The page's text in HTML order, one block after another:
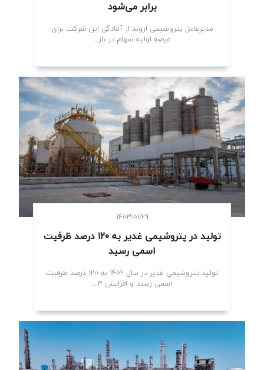
برابر می‌شود
مدیرعامل پتروشیمی اروند از آمادگی این شرکت برای
عرضه اولیه سهام در باز...
۱۴۰۳/۰۱/۲۹
تولید در پتروشیمی غدیر به ۱۲۰ درصد ظرفیت
اسمی رسید
تولید پتروشیمی غدیر در سال ۱۴۰۲ به ۱۲۰ درصد ظرفیت
اسمی رسید و افزایش ۳...